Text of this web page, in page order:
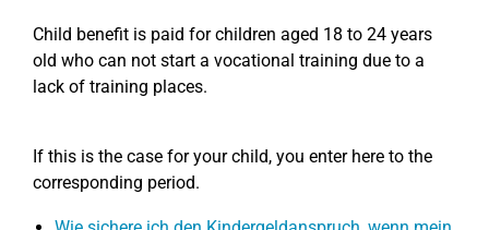
Child benefit is paid for children aged 18 to 24 years
old who can not start a vocational training due to a
lack of training places.
If this is the case for your child, you enter here to the
corresponding period.